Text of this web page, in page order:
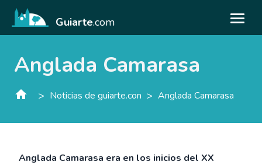
Guiarte.com
Anglada Camarasa
> Noticias de guiarte.con > Anglada Camarasa
Anglada Camarasa era en los inicios del XX